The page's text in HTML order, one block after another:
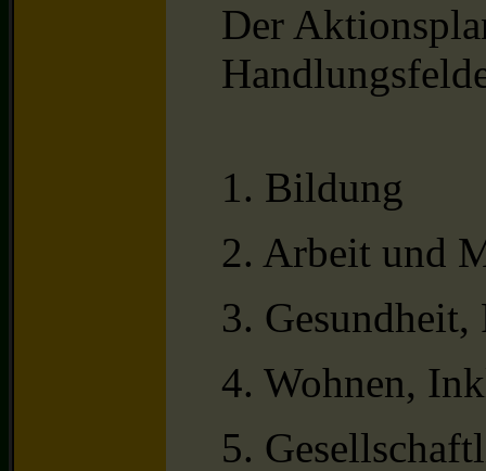
Der
1. Bildung
2. Arbeit und
3.
4. Wohnen,
5.